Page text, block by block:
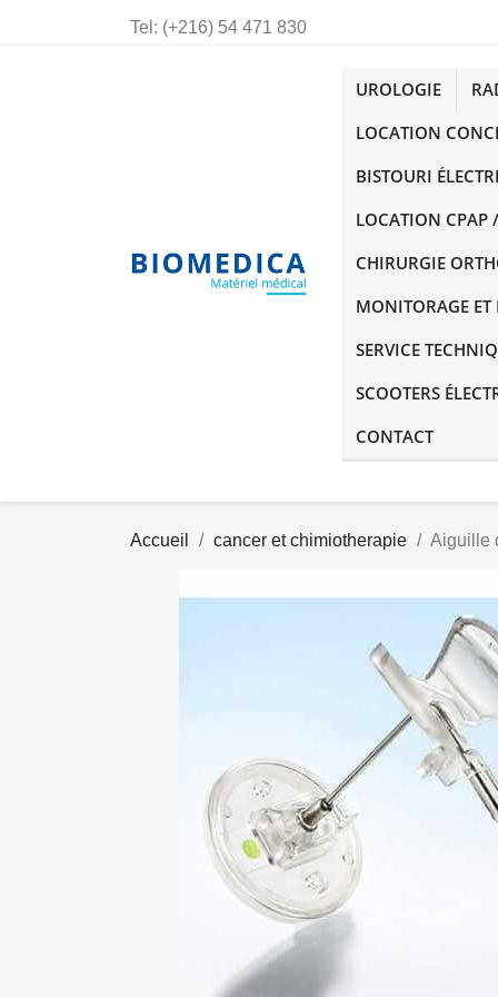
Tel: (+216) 54 471 830
UROLOGIE
LOCATION
BISTOURI
LOCATION CPAP
CHIRURGIE
MONITORAGE ET
SERVICE
SCOOTERS
CONTACT
Accueil cancer et chimiotherapie Aiguille